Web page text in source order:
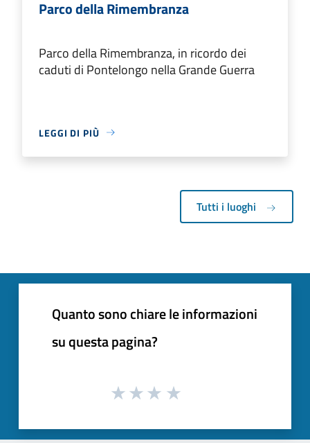
Parco della Rimembranza
Parco della Rimembranza, in ricordo dei
caduti di Pontelongo nella Grande Guerra
LEGGI DI PIÙ
Tutti i luoghi
Quanto sono chiare le informazioni
su questa pagina?